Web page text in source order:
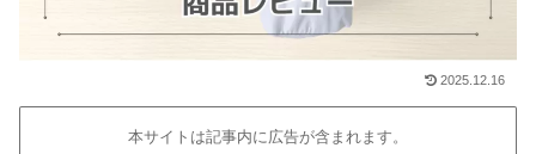
2025.12.16
本サイトは記事内に広告が含まれます。